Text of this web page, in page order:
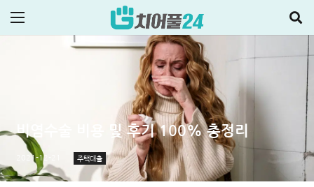
비염수술 비용 및 후기 100% 총정리
2021-12-21 주택대출